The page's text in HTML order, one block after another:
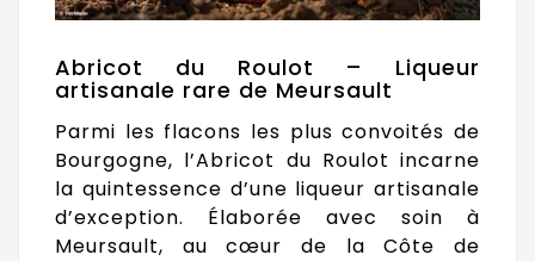
Abricot du Roulot – Liqueur
artisanale rare de Meursault
Parmi les flacons les plus convoités de
Bourgogne, l’Abricot du Roulot incarne
la quintessence d’une liqueur artisanale
d’exception. Élaborée avec soin à
Meursault, au cœur de la Côte de